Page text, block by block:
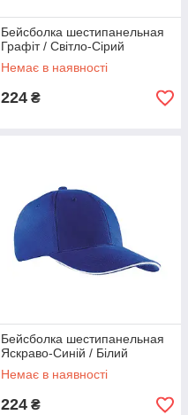
Бейсболка шестипанельная
Графіт / Світло-Сірий
Немає в наявності
224 ₴
Бейсболка шестипанельная
Яскраво-Синій / Білий
Немає в наявності
224 ₴